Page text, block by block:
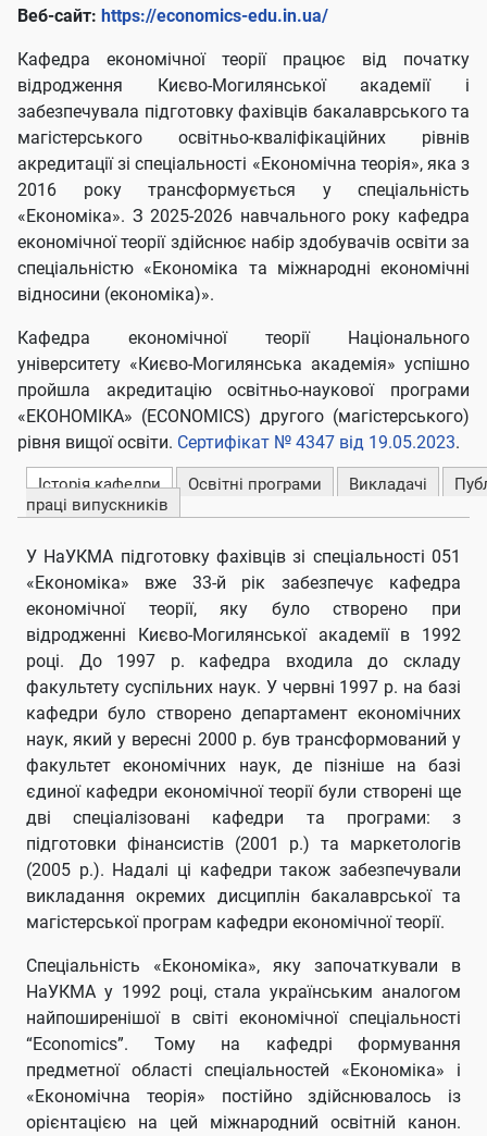
Веб-сайт: https://economics-edu.in.ua/
Кафедра економічної теорії працює від початку
відродження Києво-Могилянської академії і
забезпечувала підготовку фахівців бакалаврського та
магістерського освітньо-кваліфікаційних рівнів
акредитації зі спеціальності «Економічна теорія», яка з
2016 року трансформується у спеціальність
«Економіка». З 2025-2026 навчального року кафедра
економічної теорії здійснює набір здобувачів освіти за
спеціальністю «Економіка та міжнародні економічні
відносини (економіка)».
Кафедра економічної теорії Національного
університету «Києво-Могилянська академія» успішно
пройшла акредитацію освітньо-наукової програми
«ЕКОНОМІКА» (ECONOMICS) другого (магістерського)
рівня вищої освіти. Сертифікат № 4347 від 19.05.2023.
Історія кафедри Освітні програми Викладачі
праці випускників
У НаУКМА підготовку фахівців зі спеціальності 051
«Економіка» вже 33-й рік забезпечує кафедра
економічної теорії, яку було створено при
відродженні Києво-Могилянської академії в 1992
році. До 1997 р. кафедра входила до складу
факультету суспільних наук. У червні 1997 р. на базі
кафедри було створено департамент економічних
наук, який у вересні 2000 р. був трансформований у
факультет економічних наук, де пізніше на базі
єдиної кафедри економічної теорії були створені ще
дві спеціалізовані кафедри та програми: з
підготовки фінансистів (2001 р.) та маркетологів
(2005 р.). Надалі ці кафедри також забезпечували
викладання окремих дисциплін бакалаврської та
магістерської програм кафедри економічної теорії.
Спеціальність «Економіка», яку започаткували в
НаУКМА у 1992 році, стала українським аналогом
найпоширенішої в світі економічної спеціальності
“Economics”. Тому на кафедрі формування
предметної області спеціальностей «Економіка» і
«Економічна теорія» постійно здійснювалось із
орієнтацією на цей міжнародний освітній канон.